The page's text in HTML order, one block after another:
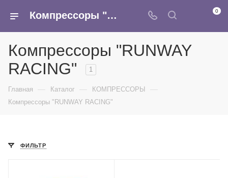
Компрессоры "RUNWAY RACING" - купить оптом в интернет-магазине Армина 0
Компрессоры "RUNWAY
RACING"
1
Главная — Каталог — КОМПРЕССОРЫ —
Компрессоры "RUNWAY RACING"
ФИЛЬТР